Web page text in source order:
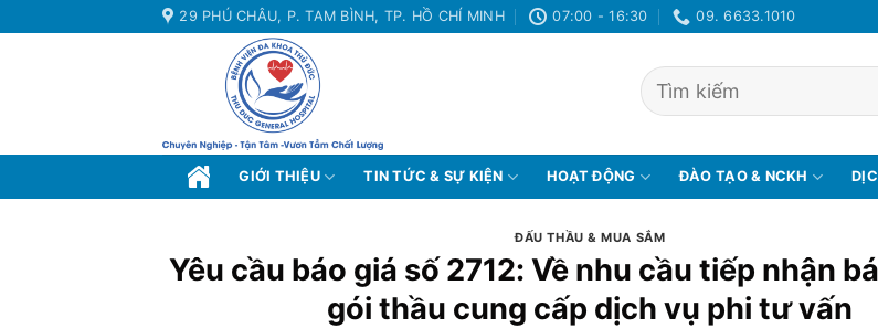
đến
29 PHÚ CHÂU, P. TAM BÌNH, TP. HỒ CHÍ MINH 07:00 - 16:30 09. 6633.1010
GIỚI THIỆU TIN TỨC & SỰ KIỆN HOẠT ĐỘNG ĐÀO TẠO & NCKH
ĐẤU THẦU & MUA SẮM
Yêu cầu báo giá số 2712: Về nhu cầu tiếp nhận
gói thầu cung cấp dịch vụ phi tư vấn